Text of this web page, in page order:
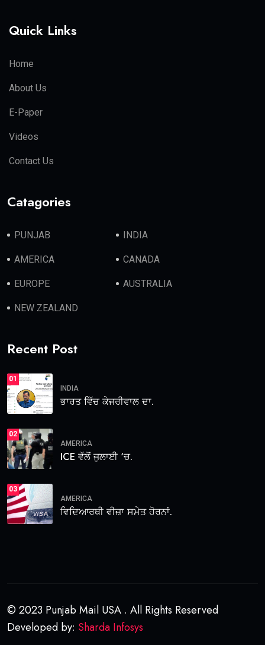
Quick Links
Home
About Us
E-Paper
Videos
Contact Us
Catagories
PUNJAB INDIA
AMERICA CANADA
EUROPE AUSTRALIA
NEW ZEALAND
Recent Post
01
INDIA
ਭਾਰਤ ਵਿੱਚ ਕੇਜਰੀਵਾਲ ਦਾ.
02
AMERICA
ICE ਵੱਲੋਂ ਜੁਲਾਈ ‘ਚ.
03
AMERICA
ਵਿਦਿਆਰਥੀ ਵੀਜ਼ਾ ਸਮੇਤ ਹੋਰਨਾਂ.
© 2023 Punjab Mail USA . All Rights Reserved
Developed by: Sharda Infosys